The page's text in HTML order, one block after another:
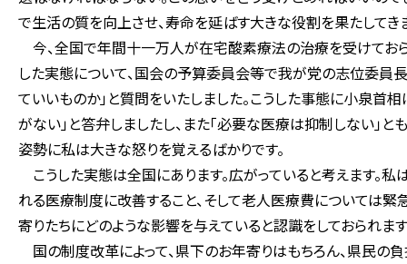
で生活の質を向上させ、寿命を延ばす大きな役割を果たして
今、全国で年間十一万人が在宅酸素療法の治療を受けてお
した実態について、国会の予算委員会等で我が党の志位委員
ていいものか」と質問をいたしました。こうした事態に小泉首相
がない」と答弁しましたし、また「必要な医療は抑制しない」
姿勢に私は大きな怒りを覚えるばかりです。
こうした実態は全国にあります。広がっていると考えます。
れる医療制度に改善すること、そして老人医療費については
寄りたちにどのような影響を与えていると認識をしておられま
国の制度改革によって、県下のお年寄りはもちろん、県民の